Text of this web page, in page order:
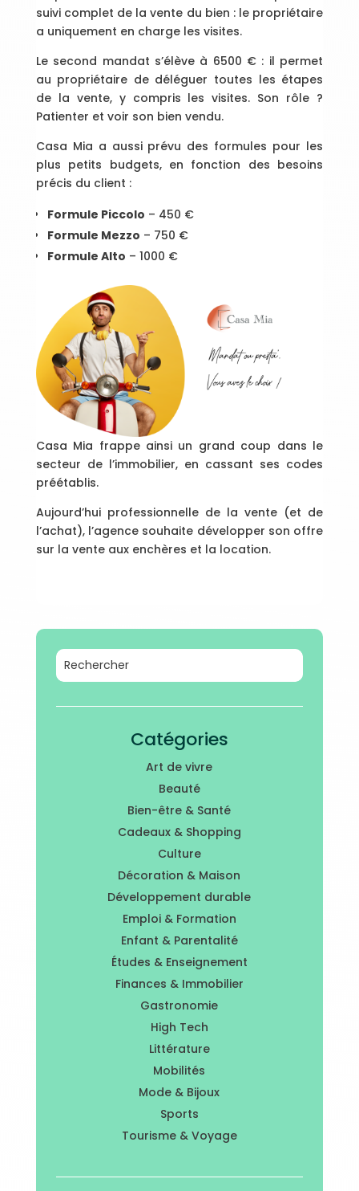
suivi complet de la vente du bien : le propriétaire
a uniquement en charge les visites.
Le second mandat s’élève à 6500 € : il permet
au propriétaire de déléguer toutes les étapes
de la vente, y compris les visites. Son rôle ?
Patienter et voir son bien vendu.
Casa Mia a aussi prévu des formules pour les
plus petits budgets, en fonction des besoins
précis du client :
Formule Piccolo – 450 €
Formule Mezzo – 750 €
Formule Alto – 1000 €
Casa Mia frappe ainsi un grand coup dans le
secteur de l’immobilier, en cassant ses codes
préétablis.
Aujourd’hui professionnelle de la vente (et de
l’achat), l’agence souhaite développer son offre
sur la vente aux enchères et la location.
Catégories
Art de vivre
Beauté
Bien-être & Santé
Cadeaux & Shopping
Culture
Décoration & Maison
Développement durable
Emploi & Formation
Enfant & Parentalité
Études & Enseignement
Finances & Immobilier
Gastronomie
High Tech
Littérature
Mobilités
Mode & Bijoux
Sports
Tourisme & Voyage